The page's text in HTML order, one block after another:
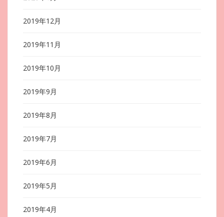
2019年12月
2019年11月
2019年10月
2019年9月
2019年8月
2019年7月
2019年6月
2019年5月
2019年4月